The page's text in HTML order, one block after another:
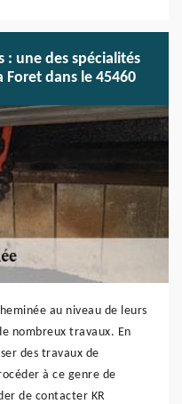
: une des spécialités
Foret dans le 45460
au niveau de leurs
nombreux travaux. En
des travaux de
à ce genre de
de contacter KR